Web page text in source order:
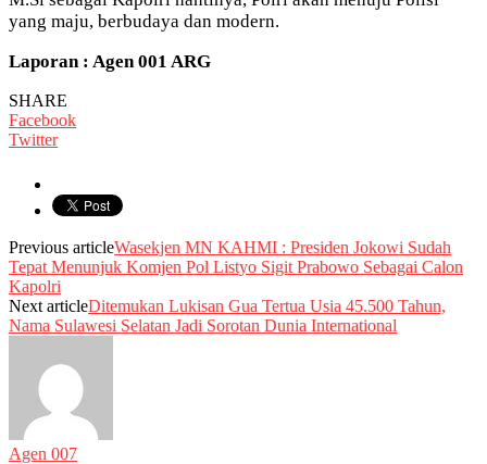
yang maju, berbudaya dan modern.
Laporan : Agen 001 ARG
SHARE
Facebook
Twitter
Previous articleWasekjen MN KAHMI : Presiden Jokowi Sudah
Tepat Menunjuk Komjen Pol Listyo Sigit Prabowo Sebagai Calon
Kapolri
Next articleDitemukan Lukisan Gua Tertua Usia 45.500 Tahun,
Nama Sulawesi Selatan Jadi Sorotan Dunia International
Agen 007